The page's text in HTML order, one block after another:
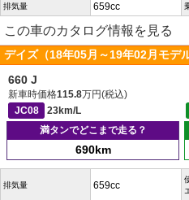
排気量 659cc
この車のカタログ情報を見る
デイズ（18年05月～19年02月モデ
660 J
新車時価格115.8万円(税込)
JC08
23km/L
満タンでどこまで走る？
690km
排気量 659cc